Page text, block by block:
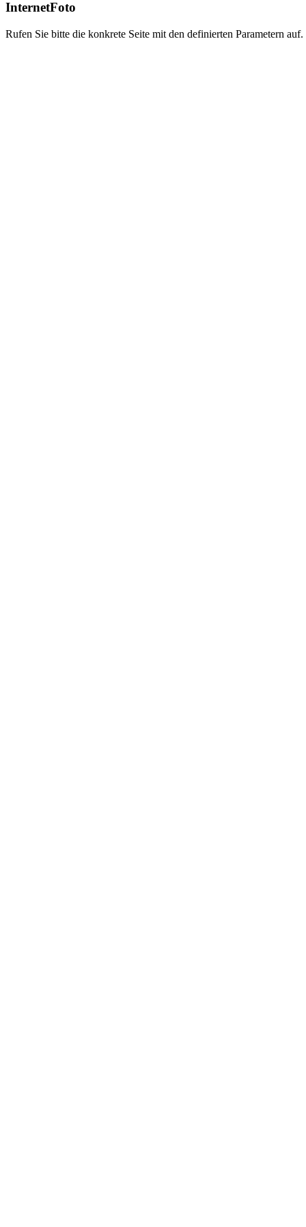
InternetFoto
Rufen Sie bitte die konkrete Seite mit den definierten Parametern auf.